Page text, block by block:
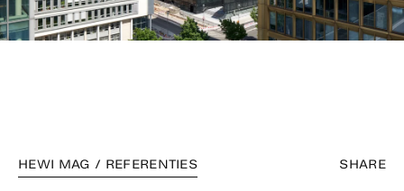
SHARE
HEWI MAG / REFERENTIES